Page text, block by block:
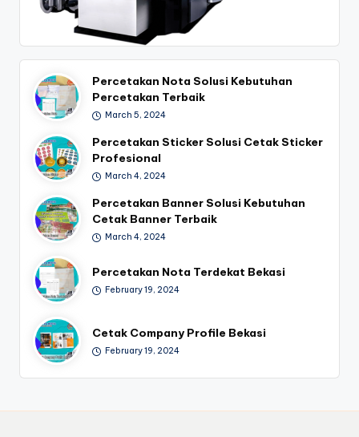
Percetakan Nota Solusi Kebutuhan
Percetakan Terbaik
March 5, 2024
Percetakan Sticker Solusi Cetak Sticker
Profesional
March 4, 2024
Percetakan Banner Solusi Kebutuhan
Cetak Banner Terbaik
March 4, 2024
Percetakan Nota Terdekat Bekasi
February 19, 2024
Cetak Company Profile Bekasi
February 19, 2024